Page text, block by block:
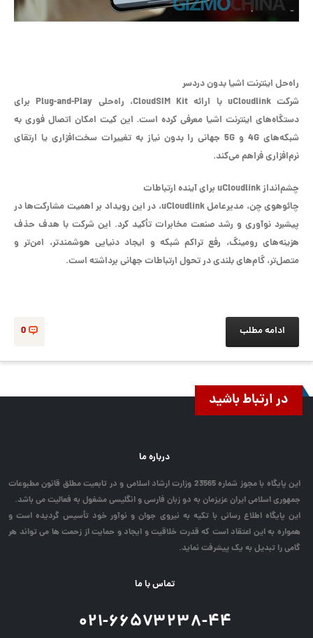
راه‌حل اینترنت اشیا بدون دردسر
شرکت uCloudlink با ارائه CloudSIM Kit، راه‌حلی Plug-and-Play برای
دستگاه‌های اینترنت اشیا معرفی کرده است. این کیت امکان اتصال فوری به
شبکه‌های 4G و 5G جهانی را بدون نیاز به تغییرات سخت‌افزاری یا ارتقای
نرم‌افزاری فراهم می‌کند.
چشم‌انداز uCloudlink برای آینده‌ ارتباطات
چائوهوی چن، مدیرعامل uCloudlink، در این رویداد بر اهمیت مشارکت‌ها در
پیشبرد نوآوری و رشد صنعت مخابرات تأکید کرد. این شرکت با هدف حذف
هزینه‌های رومینگ، رفع تراکم شبکه و ایجاد دنیایی هوشمندتر، امن‌تر و
متصل‌تر، گام‌های بلندی در تحول ارتباطات جهانی برداشته است.
0 ادامه مطلب
در ارتباط باشید
درباره ما
این پایگاه با مجوز شماره 23565 وزارت ارشاد اسلامی و در تابعیت مطلق قانون مطبوعات
جمهوری اسلامی ایران عزیزمان به دو زبان فارسی و انگلیسی مشغول به فعالیت می باشد.
این پایگاه اطلاع رسانی با تکیه به نیروی جوان و نوآور خود تأسیس گردیده است و
همواره به این اعتقاد است که قدرت خلاقیت و ایجاد و حمایت از زحمت ها می تواند هر
گامی را تبدیل به یک پیشرفت نماید.
تماس با ما
۰۲۱-۶۶۵۷۳۲۳۸-۴۴